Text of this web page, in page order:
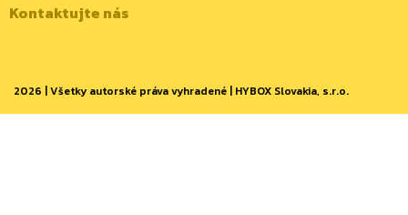
Kontaktujte nás
2026 | Všetky autorské práva vyhradené | HYBOX Slovakia, s.r.o.